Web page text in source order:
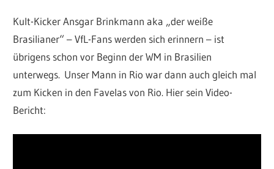
Kult-Kicker Ansgar Brinkmann aka „der weiße
Brasilianer“ – VfL-Fans werden sich erinnern – ist
übrigens schon vor Beginn der WM in Brasilien
unterwegs. Unser Mann in Rio war dann auch gleich mal
zum Kicken in den Favelas von Rio. Hier sein Video-
Bericht: